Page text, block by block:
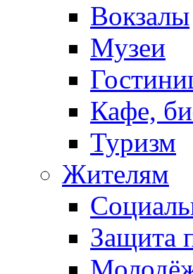
Вокзалы
Музеи
Кафе,
Туризм
Жителям
Защита